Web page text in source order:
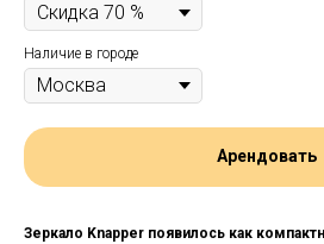
Наличие в городе
Арендовать
Зеркало Knapper появилось как